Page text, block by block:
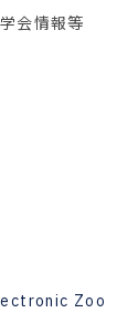
会情報等
Zoo